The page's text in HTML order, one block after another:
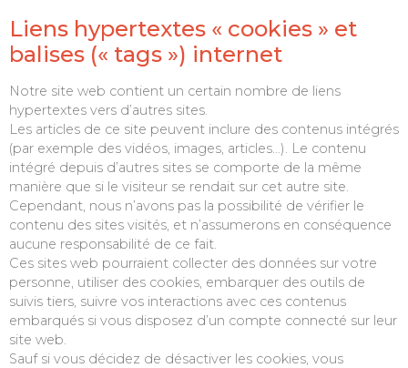
Liens hypertextes « cookies » et
balises (« tags ») internet
Notre site web contient un certain nombre de liens
hypertextes vers d’autres sites.
Les articles de ce site peuvent inclure des contenus intégrés
(par exemple des vidéos, images, articles…). Le contenu
intégré depuis d’autres sites se comporte de la même
manière que si le visiteur se rendait sur cet autre site.
Cependant, nous n’avons pas la possibilité de vérifier le
contenu des sites visités, et n’assumerons en conséquence
aucune responsabilité de ce fait.
Ces sites web pourraient collecter des données sur votre
personne, utiliser des cookies, embarquer des outils de
suivis tiers, suivre vos interactions avec ces contenus
embarqués si vous disposez d’un compte connecté sur leur
site web.
Sauf si vous décidez de désactiver les cookies, vous